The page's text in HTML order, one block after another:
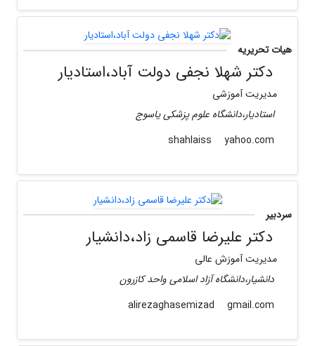
هیات تحریریه
دکتر شهلا نجفی دولت آباد،استادیار
مدیریت آموزشی
استادیار،دانشگاه علوم پزشکی یاسوج
yahoo.com
سردبیر
دکتر علیرضا قاسمی زاد،دانشیار
مدیریت آموزش عالی
دانشیار،دانشگاه آزاد اسلامی واحد کازرون
gmail.com